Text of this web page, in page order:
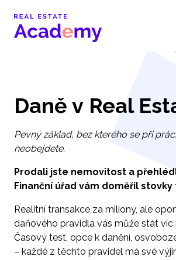
Daně v Real
Pevný základ, bez kterého se při
neobejdete.
Prodali jste nemovitost a
Finanční úřad vám doměřil stovky
Realitní transakce za miliony, ale
daňového pravidla vás může stát víc
Časový test, opce k danění,
– každé z těchto pravidel má své